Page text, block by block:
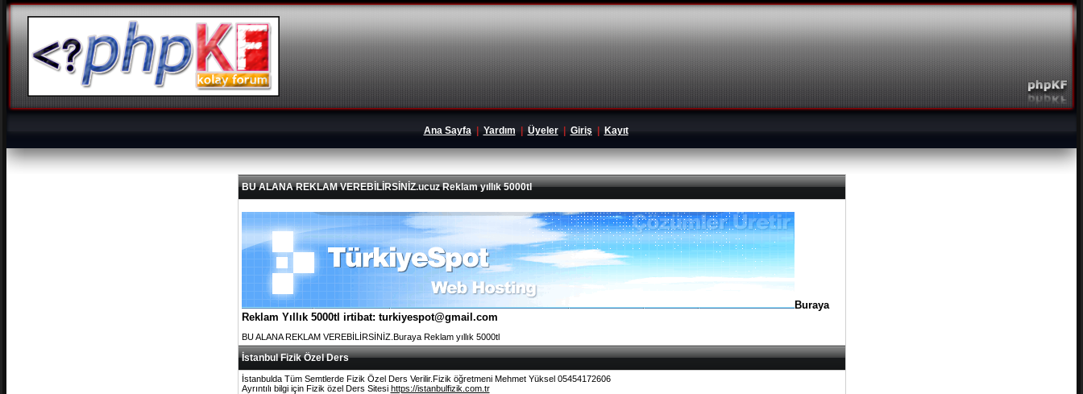
Ana Sayfa| Yardım Üyeler| Giriş| Kayıt
BU ALANA REKLAM VEREBİLİRSİNİZ.ucuz Reklam yıllık 5000tl
Buraya
Reklam Yıllık 5000tl irtibat: turkiyespot@gmail.com
BU ALANA REKLAM VEREBİLİRSİNİZ.Buraya Reklam yıllık 5000tl
İstanbul Fizik Özel Ders
İstanbulda Tüm Semtlerde Fizik Özel Ders Verilir.Fizik öğretmeni Mehmet Yüksel 05454172606
Ayrıntılı bilgi için Fizik özel Ders Sitesi https://istanbulfizik.com.tr